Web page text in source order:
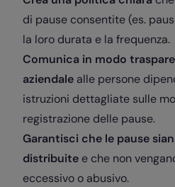
di pause consentite (es.
la loro durata e la frequenza.
Comunica in modo
aziendale alle persone
istruzioni dettagliate sulle
registrazione delle pause.
Garantisci che le pause
distribuite e che non
eccessivo o abusivo.